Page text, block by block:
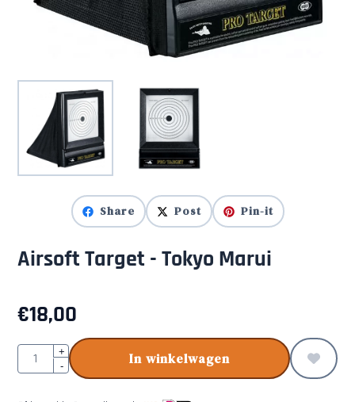
Share Post Pin-it
Airsoft Target - Tokyo Marui
€18,00
Aantal
+
-
In winkelwagen